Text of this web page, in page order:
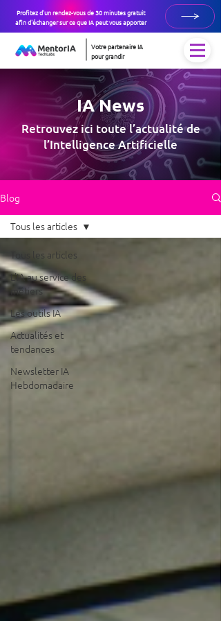
Profitez d'un rendez-vous de 30 minutes gratuit
afin d'échanger sur ce que IA peut vous apporter
Votre partenaire IA
pour grandir
IA News
Retrouvez ici toute l’actualité de
l’Intelligence Artificielle
Blog
Tous les articles
L’IA au service des
métiers
Les outils IA
Actualités et
tendances
Newsletter IA
Hebdomadaire
Tous les articles